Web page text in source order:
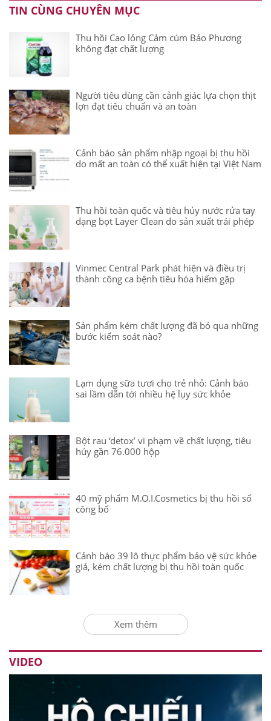
TIN CÙNG CHUYÊN MỤC
Thu hồi Cao lỏng Cảm cúm Bảo Phương
không đạt chất lượng
Người tiêu dùng cần cảnh giác lựa chọn thịt
lợn đạt tiêu chuẩn và an toàn
Cảnh báo sản phẩm nhập ngoại bị thu hồi
do mất an toàn có thể xuất hiện tại Việt Nam
Thu hồi toàn quốc và tiêu hủy nước rửa tay
dạng bọt Layer Clean do sản xuất trái phép
Vinmec Central Park phát hiện và điều trị
thành công ca bệnh tiêu hóa hiếm gặp
Sản phẩm kém chất lượng đã bỏ qua những
bước kiểm soát nào?
Lạm dụng sữa tươi cho trẻ nhỏ: Cảnh báo
sai lầm dẫn tới nhiều hệ lụy sức khỏe
Bột rau ‘detox’ vi phạm về chất lượng, tiêu
hủy gần 76.000 hộp
40 mỹ phẩm M.O.I.Cosmetics bị thu hồi số
công bố
Cảnh báo 39 lô thực phẩm bảo vệ sức khỏe
giả, kém chất lượng bị thu hồi toàn quốc
Xem thêm
VIDEO